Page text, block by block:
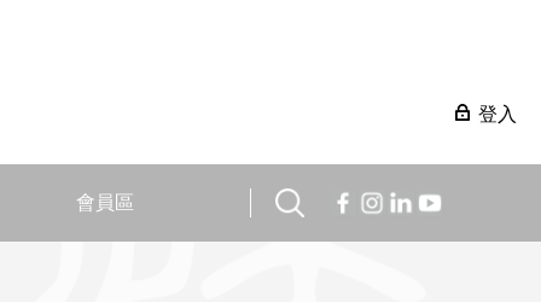
登入
會員區